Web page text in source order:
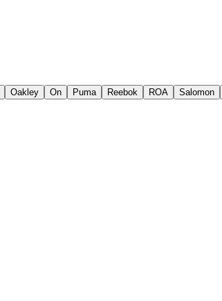
Oakley On Puma Reebok ROA Salomon